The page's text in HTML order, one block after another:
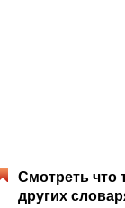
Смотреть что
других